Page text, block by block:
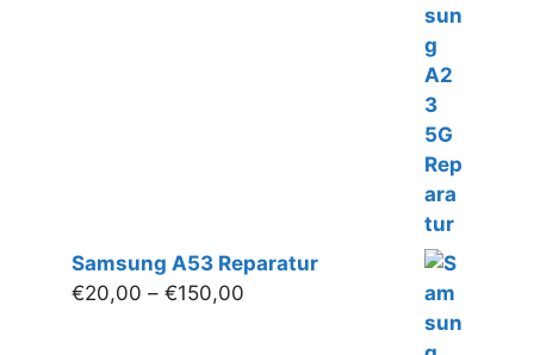
Samsung A53 Reparatur
€20,00 – €150,00